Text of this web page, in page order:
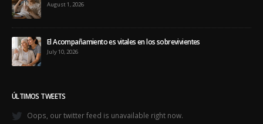
August 1, 2026
El Acompañamiento es vitales en los sobrevivientes
July 10, 2026
ÚLTIMOS TWEETS
Oops, our twitter feed is unavailable right now.